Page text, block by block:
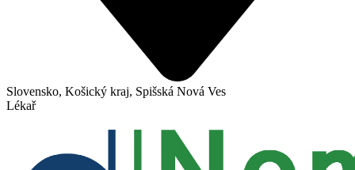
Slovensko, Košický kraj, Spišská Nová Ves
Lékař